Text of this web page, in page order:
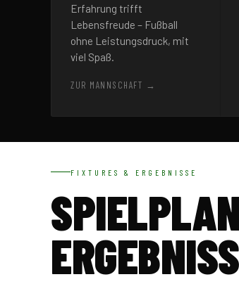
Erfahrung trifft
Lebensfreude – Fußball
ohne Leistungsdruck, mit
viel Spaß.
ZUR MANNSCHAFT →
FIXTURES & ERGEBNISSE